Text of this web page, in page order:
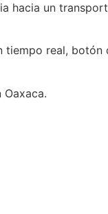
hacia un
tiempo real,